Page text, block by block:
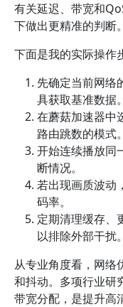
有关延迟、带宽和
下做出更精准的判断。
下面是我的实际操作
先确定当前网络
具获取基准数据。
在蘑菇加速器中
路由跳数的模式。
开始连续播放同
断情况。
若出现画质波动
码率。
定期清理缓存、
以排除外部干扰。
从专业角度看，网络
和抖动。多项行业研
带宽分配，是提升高